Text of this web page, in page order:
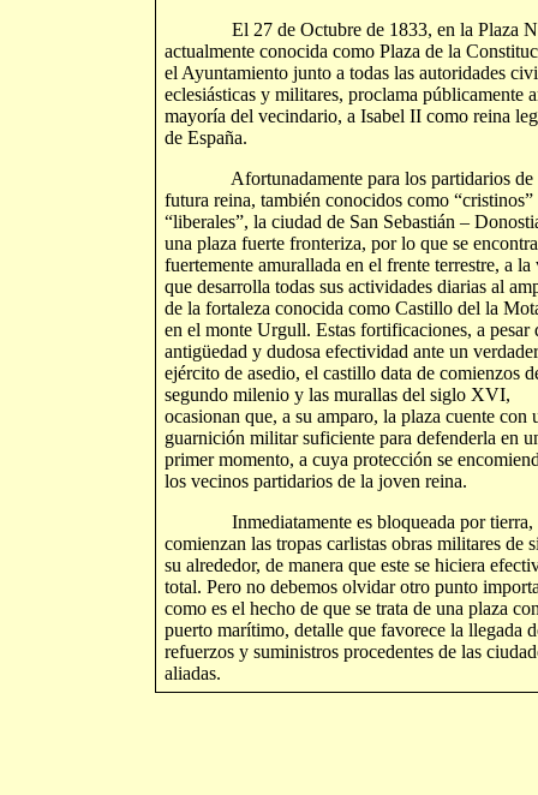
El 27 de Octubre de 1833, en la Plaza
actualmente conocida como Plaza de la
el Ayuntamiento junto a todas las autoridades
eclesiásticas y militares, proclama públicamente
mayoría del vecindario, a Isabel II como reina
de España.
Afortunadamente para los partidarios de
futura reina, también conocidos como “cristinos”
“liberales”, la ciudad de San Sebastián –
una plaza fuerte fronteriza, por lo que se
fuertemente amurallada en el frente terrestre, a la
que desarrolla todas sus actividades diarias al
de la fortaleza conocida como Castillo del la
en el monte Urgull. Estas fortificaciones, a pesar
antigüedad y dudosa efectividad ante un
ejército de asedio, el castillo data de comienzos
segundo milenio y las murallas del siglo XVI,
ocasionan que, a su amparo, la plaza cuente con
guarnición militar suficiente para defenderla en
primer momento, a cuya protección se
los vecinos partidarios de la joven reina.
Inmediatamente es bloqueada por tierra,
comienzan las tropas carlistas obras militares de
su alrededor, de manera que este se hiciera
total. Pero no debemos olvidar otro punto
como es el hecho de que se trata de una plaza
puerto marítimo, detalle que favorece la llegada
refuerzos y suministros procedentes de las
aliadas.